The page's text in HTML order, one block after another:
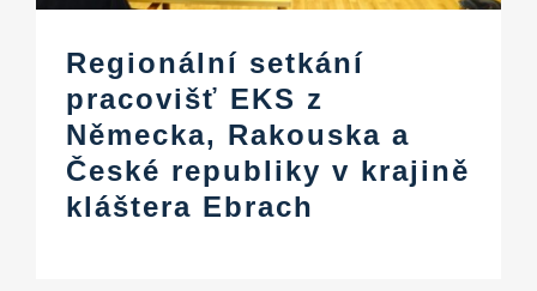
Regionální setkání
pracovišť EKS z
Německa, Rakouska a
České republiky v krajině
kláštera Ebrach